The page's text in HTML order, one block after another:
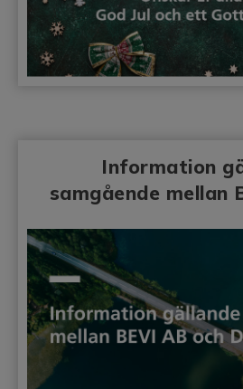
Information
samgående mellan